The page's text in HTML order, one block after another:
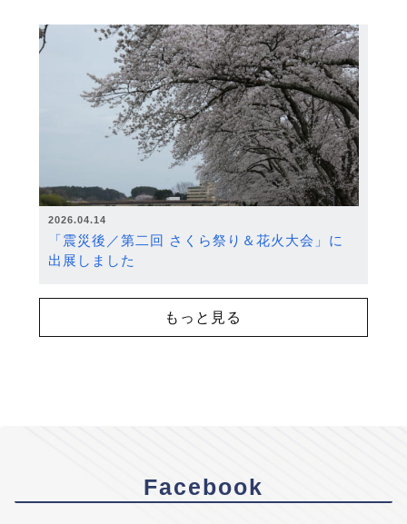
2026.04.14
「震災後／第二回 さくら祭り＆花火大会」に
出展しました
もっと見る
Facebook